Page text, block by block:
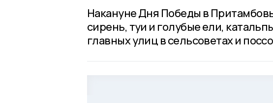
Накануне Дня Победы в
сирень, туи и голубые ели,
главных улиц в сельсоветах и